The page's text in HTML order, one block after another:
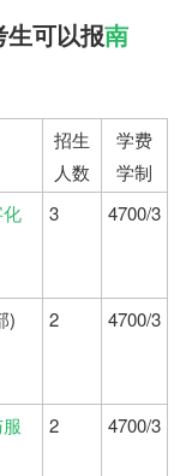
可以报南
招生
人数
学费
学制
3 4700/3
) 2 4700/3
2 4700/3